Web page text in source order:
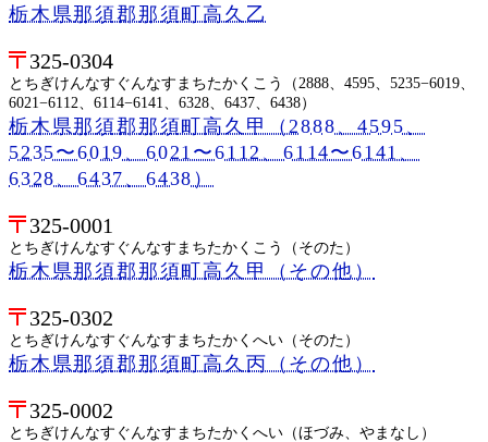
栃木県那須郡那須町高久乙
325-0304
とちぎけんなすぐんなすまちたかくこう（2888、4595、5235−6019、
6021−6112、6114−6141、6328、6437、6438）
栃木県那須郡那須町高久甲（2888、4595、
5235〜6019、6021〜6112、6114〜6141、
6328、6437、6438）
325-0001
とちぎけんなすぐんなすまちたかくこう（そのた）
栃木県那須郡那須町高久甲（その他）
325-0302
とちぎけんなすぐんなすまちたかくへい（そのた）
栃木県那須郡那須町高久丙（その他）
325-0002
とちぎけんなすぐんなすまちたかくへい（ほづみ、やまなし）